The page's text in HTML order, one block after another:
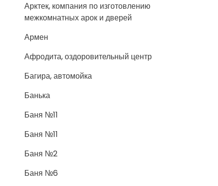
Арктек, компания по изготовлению
межкомнатных арок и дверей
Армен
Афродита, оздоровительный центр
Багира, автомойка
Банька
Баня №11
Баня №11
Баня №2
Баня №6